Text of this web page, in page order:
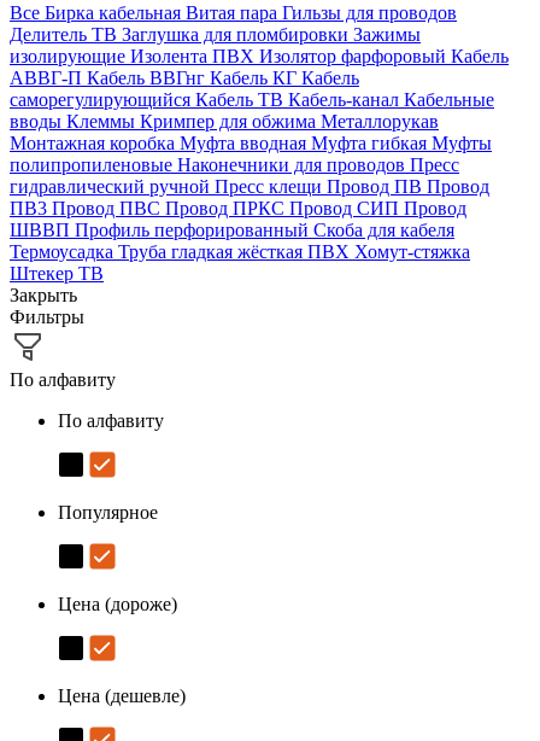
Все Бирка кабельная Витая пара Гильзы для проводов
Делитель ТВ Заглушка для пломбировки Зажимы
изолирующие Изолента ПВХ Изолятор фарфоровый Кабель
АВВГ-П Кабель ВВГнг Кабель КГ Кабель
саморегулирующийся Кабель ТВ Кабель-канал Кабельные
вводы Клеммы Кримпер для обжима Металлорукав
Монтажная коробка Муфта вводная Муфта гибкая Муфты
полипропиленовые Наконечники для проводов Пресс
гидравлический ручной Пресс клещи Провод ПВ Провод
ПВ3 Провод ПВС Провод ПРКС Провод СИП Провод
ШВВП Профиль перфорированный Скоба для кабеля
Термоусадка Труба гладкая жёсткая ПВХ Хомут-стяжка
Штекер ТВ
Закрыть
Фильтры
По алфавиту
По алфавиту
Популярное
Цена (дороже)
Цена (дешевле)